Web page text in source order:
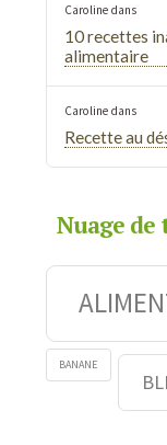
Carolinedans
10 recettes
alimentaire
Carolinedans
Recette au
Nuage de
BANANE